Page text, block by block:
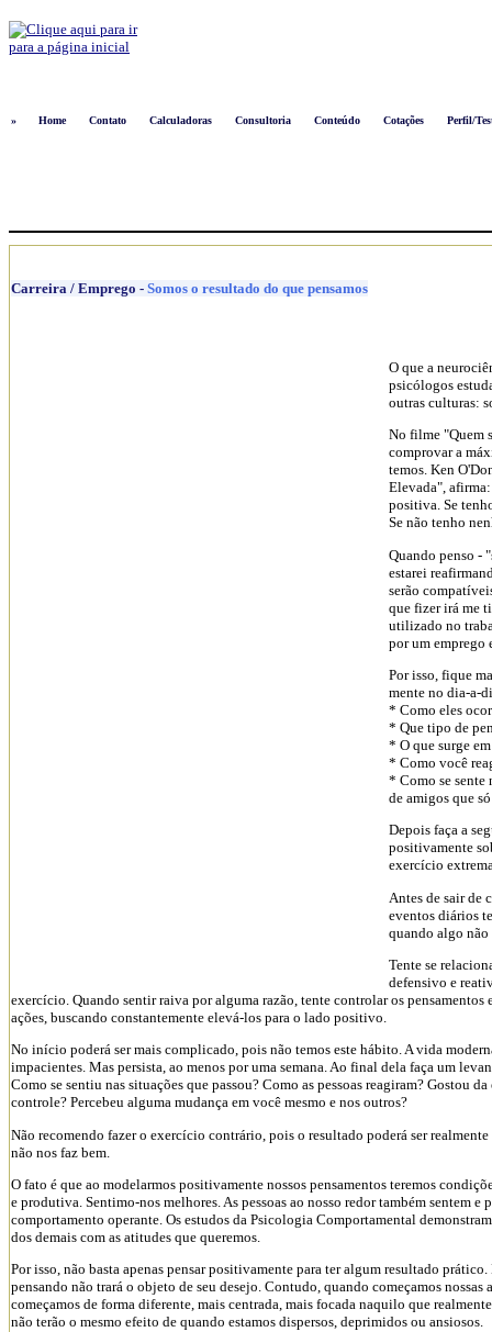
»
Home Contato Calculadoras Consultoria Conteúdo Cotações Perfil/
Carreira / Emprego - Somos o resultado do que pensamos
O que a
psicólogos
outras culturas:
No filme "Quem
comprovar a
temos. Ken
Elevada",
positiva. Se
Se não tenho
Quando penso -
estarei
serão
que fizer irá me
utilizado no
por um emprego
Por isso, fique
mente no dia-a-
* Como eles
* Que tipo de
* O que surge
* Como você
* Como se sente
de amigos que
Depois faça a
positivamente
exercício
Antes de sair de
eventos diários
quando algo
Tente se
defensivo e
exercício. Quando sentir raiva por alguma razão, tente controlar os pensamentos
ações, buscando constantemente elevá-los para o lado positivo.
No início poderá ser mais complicado, pois não temos este hábito. A vida
impacientes. Mas persista, ao menos por uma semana. Ao final dela faça um
Como se sentiu nas situações que passou? Como as pessoas reagiram? Gostou
controle? Percebeu alguma mudança em você mesmo e nos outros?
Não recomendo fazer o exercício contrário, pois o resultado poderá ser
não nos faz bem.
O fato é que ao modelarmos positivamente nossos pensamentos teremos
e produtiva. Sentimo-nos melhores. As pessoas ao nosso redor também sentem e
comportamento operante. Os estudos da Psicologia Comportamental
dos demais com as atitudes que queremos.
Por isso, não basta apenas pensar positivamente para ter algum resultado
pensando não trará o objeto de seu desejo. Contudo, quando começamos
começamos de forma diferente, mais centrada, mais focada naquilo que
não terão o mesmo efeito de quando estamos dispersos, deprimidos ou ansiosos.